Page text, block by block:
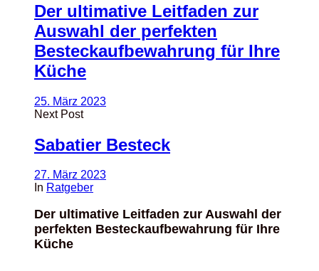
Der ultimative Leitfaden zur
Auswahl der perfekten
Besteckaufbewahrung für Ihre
Küche
25. März 2023
Next Post
Sabatier Besteck
27. März 2023
In Ratgeber
Der ultimative Leitfaden zur Auswahl der
perfekten Besteckaufbewahrung für Ihre
Küche